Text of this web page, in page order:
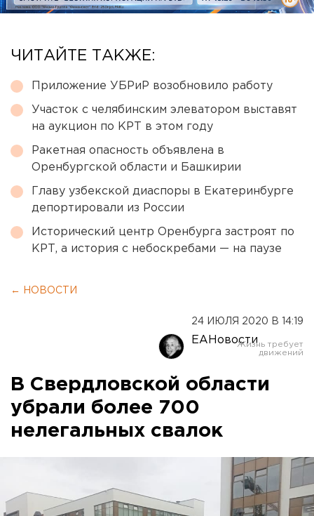
ЧИТАЙТЕ ТАКЖЕ:
Приложение УБРиР возобновило работу
Участок с челябинским элеватором выставят
на аукцион по КРТ в этом году
Ракетная опасность объявлена в
Оренбургской области и Башкирии
Главу узбекской диаспоры в Екатеринбурге
депортировали из России
Исторический центр Оренбурга застроят по
КРТ, а история с небоскребами — на паузе
← НОВОСТИ
24 ИЮЛЯ 2020 В 14:19
ЕАНовости
В Свердловской области
убрали более 700
нелегальных свалок